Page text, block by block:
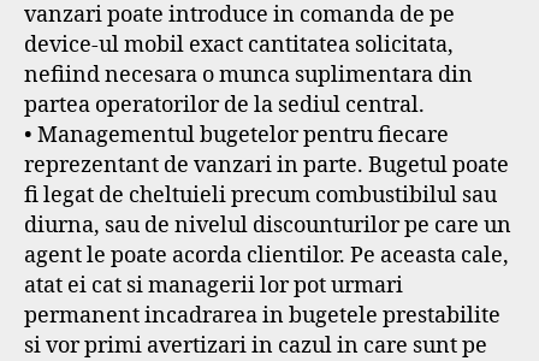
vanzari poate introduce in comanda de pe
device-ul mobil exact cantitatea solicitata,
nefiind necesara o munca suplimentara din
partea operatorilor de la sediul central.
• Managementul bugetelor pentru fiecare
reprezentant de vanzari in parte. Bugetul poate
fi legat de cheltuieli precum combustibilul sau
diurna, sau de nivelul discounturilor pe care un
agent le poate acorda clientilor. Pe aceasta cale,
atat ei cat si managerii lor pot urmari
permanent incadrarea in bugetele prestabilite
si vor primi avertizari in cazul in care sunt pe